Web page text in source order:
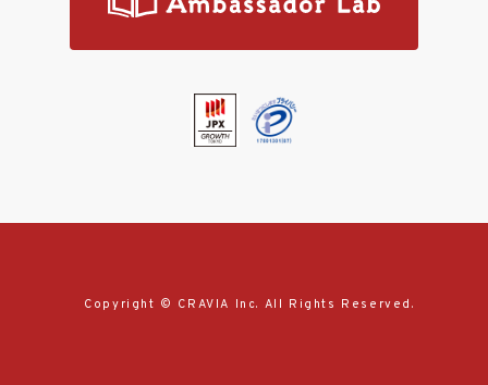
Copyright © CRAVIA Inc. All Rights Reserved.